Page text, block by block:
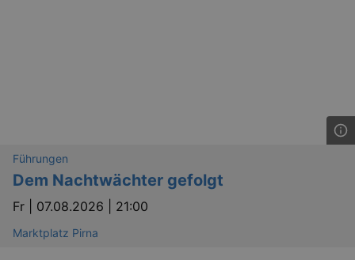
Führungen
Dem Nachtwächter gefolgt
Fr | 07.08.2026 | 21:00
Marktplatz Pirna